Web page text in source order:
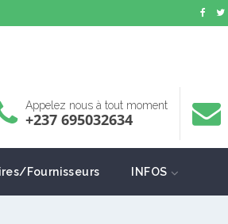
Appelez nous à tout moment
+237 695032634
Fournisseurs INFOS